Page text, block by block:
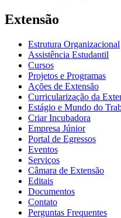
Extensão
Estrutura Organizacional
Assistência Estudantil
Cursos
Projetos e Programas
Ações de Extensão
Curricularização da
Estágio e Mundo do
Criar Incubadora
Empresa Júnior
Portal de Egressos
Eventos
Serviços
Câmara de Extensão
Editais
Documentos
Contato
Perguntas Frequentes